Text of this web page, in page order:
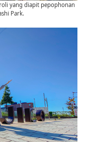
yang diapit pepophonan
Park.